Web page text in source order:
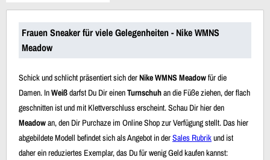
Dein Warenkorb ist leer!
Frauen Sneaker für viele Gelegenheiten - Nike WMNS
Meadow
Schick und schlicht präsentiert sich derNike WMNS Meadowfür die
Damen. InWeißdarfst Du Dir einenTurnschuhan die Füße ziehen, der flach
geschnitten ist und mit Klettverschluss erscheint. Schau Dir hier den
Meadowan, den Dir Purchaze im Online Shop zur Verfügung stellt. Das hier
abgebildete Modell befindet sich als Angebot in derSales Rubrikund ist
daher ein reduziertes Exemplar, das Du für wenig Geld kaufen kannst: